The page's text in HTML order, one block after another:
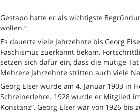
Gestapo hatte er als wichtigste
wollen.“
Es dauerte viele Jahrzehnte bis Georg
Faschismus zuerkannt bekam.
setzen sich dafür ein, dass die mutige
Mehrere Jahrzehnte stritten auch viele
Georg Elser wurde am 4. Januar 1903 in
Schreinerlehre. 1928 wurde er Mitglied
Konstanz“. Georg Elser war von 1926